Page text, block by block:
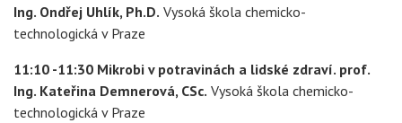
Ing. Ondřej Uhlík, Ph.D. Vysoká škola chemicko-
technologická v Praze
11:10 -11:30 Mikrobi v potravinách a lidské zdraví. prof.
Ing. Kateřina Demnerová, CSc. Vysoká škola chemicko-
technologická v Praze